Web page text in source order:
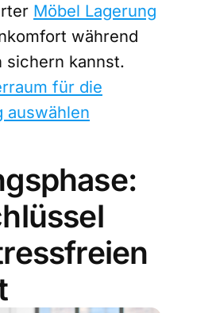
Möbel Lagerung
während
sichern kannst.
für die
auswählen